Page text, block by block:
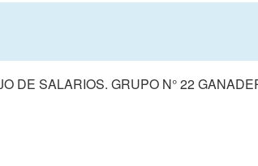
DE SALARIOS. GRUPO N° 22